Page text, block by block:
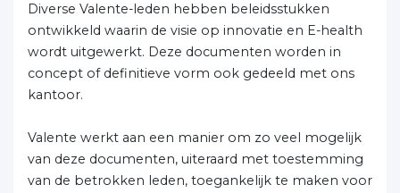
Diverse Valente-leden hebben beleidsstukken
ontwikkeld waarin de visie op innovatie en E-health
wordt uitgewerkt. Deze documenten worden in
concept of definitieve vorm ook gedeeld met ons
kantoor.
Valente werkt aan een manier om zo veel mogelijk
van deze documenten, uiteraard met toestemming
van de betrokken leden, toegankelijk te maken voor